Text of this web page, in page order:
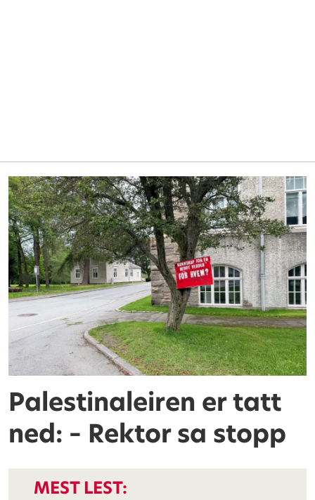
Palestinaleiren er tatt
ned: – Rektor sa stopp
MEST LEST: